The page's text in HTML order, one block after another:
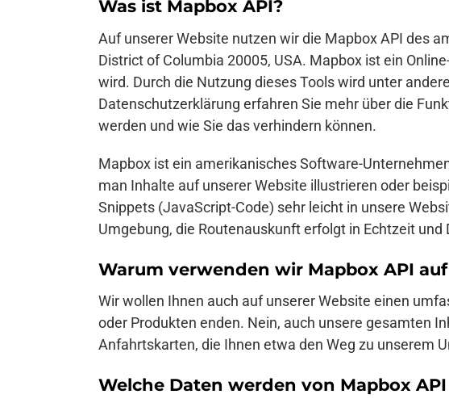
Was ist Mapbox API?
Auf unserer Website nutzen wir die Mapbox API des
District of Columbia 20005, USA. Mapbox ist ein
wird. Durch die Nutzung dieses Tools wird unter
Datenschutzerklärung erfahren Sie mehr über die
werden und wie Sie das verhindern können.
Mapbox ist ein amerikanisches Software-
man Inhalte auf unserer Website illustrieren oder
Snippets (JavaScript-Code) sehr leicht in unsere
Umgebung, die Routenauskunft erfolgt in Echtzeit
Warum verwenden wir Mapbox API
Wir wollen Ihnen auch auf unserer Website einen
oder Produkten enden. Nein, auch unsere gesamten
Anfahrtskarten, die Ihnen etwa den Weg zu unserem
Welche Daten werden von Mapbox